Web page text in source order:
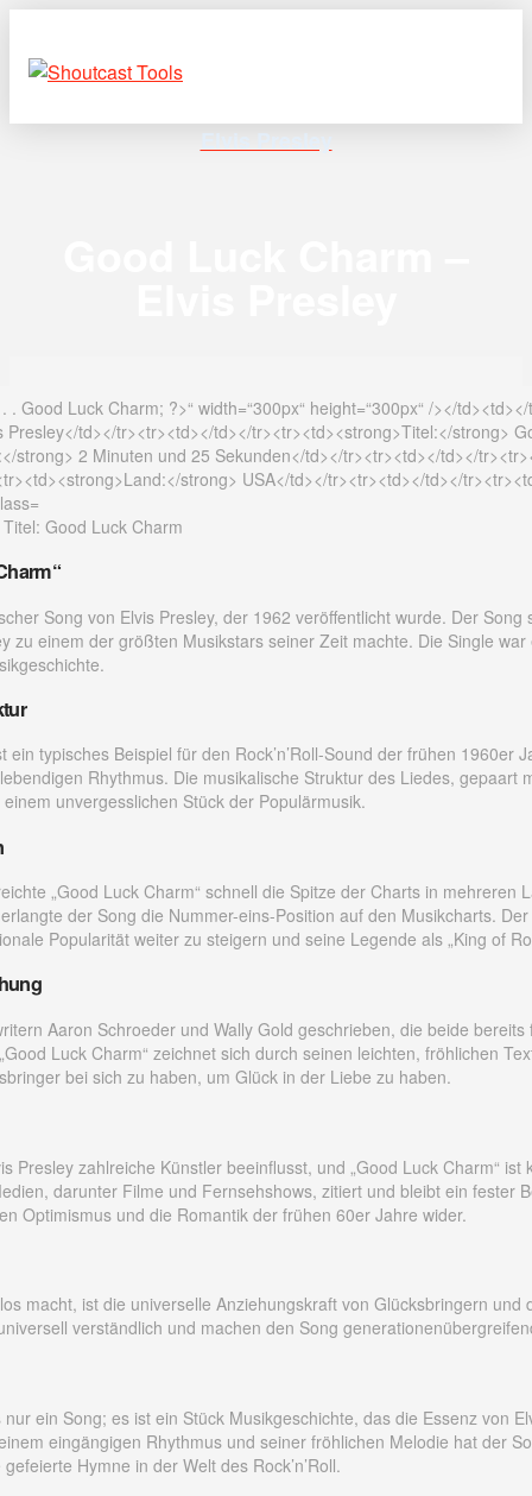
Elvis Presley
Good Luck Charm
Song von Elvis Presley, der 1962 veröffentlicht wurde. Der
zu einem der größten Musikstars seiner Zeit machte. Die Single
ein typisches Beispiel für den Rock’n’Roll-Sound der frühen 1960er
Rhythmus. Die musikalische Struktur des Liedes, gepaart
unvergesslichen Stück der Populärmusik.
„Good Luck Charm“ schnell die Spitze der Charts in mehreren
der Song die Nummer-eins-Position auf den Musikcharts.
Popularität weiter zu steigern und seine Legende als „King of
Aaron Schroeder und Wally Gold geschrieben, die beide
Luck Charm“ zeichnet sich durch seinen leichten, fröhlichen
bei sich zu haben, um Glück in der Liebe zu haben.
Presley zahlreiche Künstler beeinflusst, und „Good Luck Charm“ ist
darunter Filme und Fernsehshows, zitiert und bleibt ein fester
Optimismus und die Romantik der frühen 60er Jahre wider.
macht, ist die universelle Anziehungskraft von Glücksbringern und
verständlich und machen den Song
ein Song; es ist ein Stück Musikgeschichte, das die Essenz von
eingängigen Rhythmus und seiner fröhlichen Melodie hat der
Hymne in der Welt des Rock’n’Roll.